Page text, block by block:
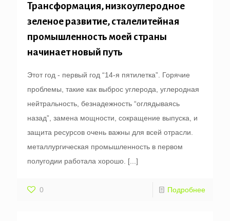
Трансформация, низкоуглеродное
зеленое развитие, сталелитейная
промышленность моей страны
начинает новый путь
Этот год - первый год “14-я пятилетка”. Горячие
проблемы, такие как выброс углерода, углеродная
нейтральность, безнадежность “оглядываясь
назад”, замена мощности, сокращение выпуска, и
защита ресурсов очень важны для всей отрасли.
металлургическая промышленность в первом
полугодии работала хорошо. [...]
0 Подробнее